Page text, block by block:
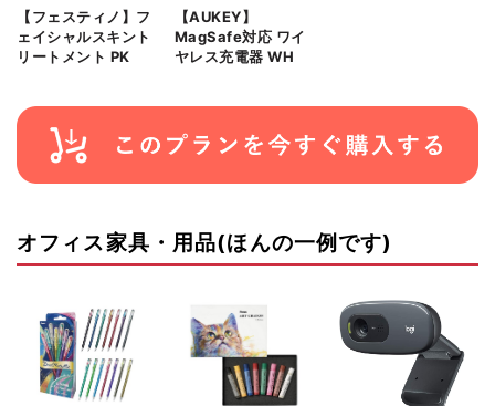
【フェスティノ】フ
ェイシャルスキント
リートメント PK
【AUKEY】
MagSafe対応 ワイ
ヤレス充電器 WH
オフィス家具・用品(ほんの一例です)